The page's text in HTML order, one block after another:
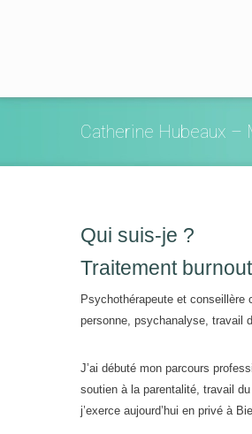
Catherine Hubeaux –
Qui suis-je ?
Traitement
Psychothérapeute et conseillère
personne, psychanalyse, travail
J’ai débuté mon parcours
soutien à la parentalité, travail
j’exerce aujourd’hui en privé à